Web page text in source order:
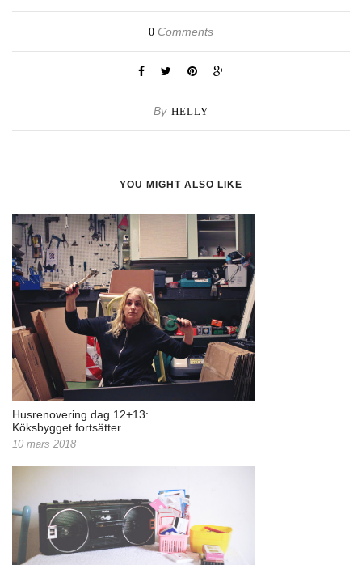
0 Comments
By HELLY
YOU MIGHT ALSO LIKE
Husrenovering dag 12+13:
Köksbygget fortsätter
10 mars 2018